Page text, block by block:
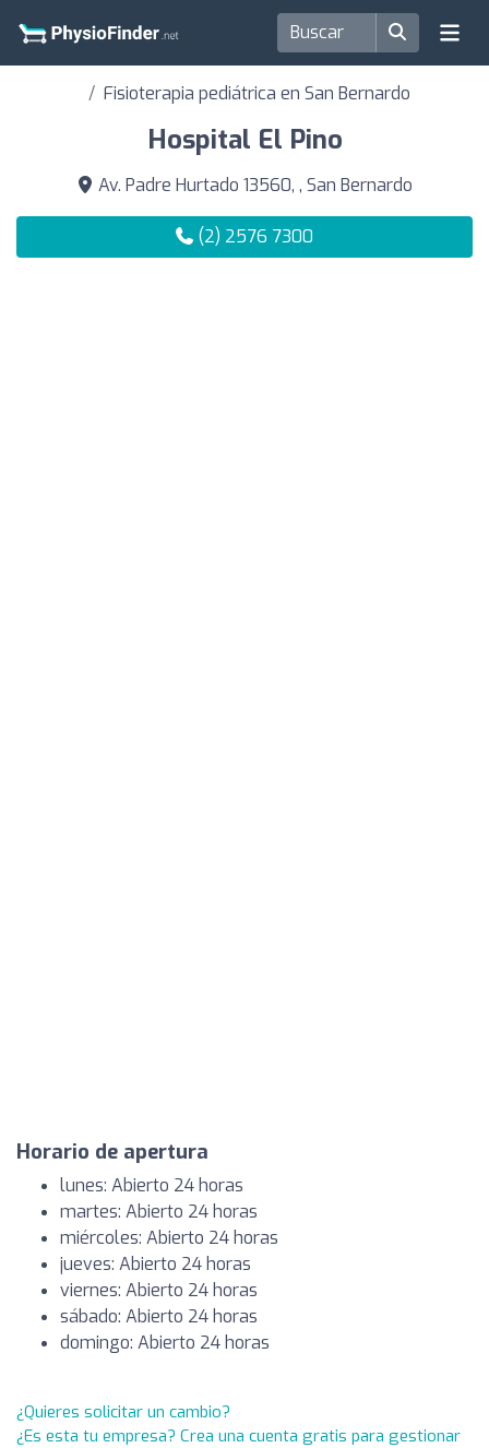
Fisioterapia pediátrica en San Bernardo
Hospital El Pino
Av. Padre Hurtado 13560, , San Bernardo
(2) 2576 7300
Horario de apertura
lunes: Abierto 24 horas
martes: Abierto 24 horas
miércoles: Abierto 24 horas
jueves: Abierto 24 horas
viernes: Abierto 24 horas
sábado: Abierto 24 horas
domingo: Abierto 24 horas
¿Quieres solicitar un cambio?
¿Es esta tu empresa? Crea una cuenta gratis para gestionar